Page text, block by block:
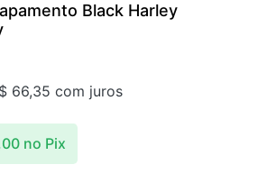
Black Harley
66,35 com juros
no Pix